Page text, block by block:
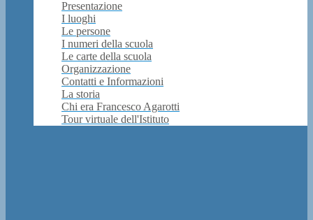
Presentazione
I luoghi
Le persone
I numeri della scuola
Le carte della scuola
Organizzazione
Contatti e Informazioni
La storia
Chi era Francesco Agarotti
Tour virtuale dell'Istituto